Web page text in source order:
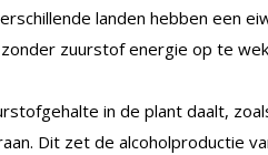
landen hebben een
zuurstof energie op te
in de plant daalt,
Dit zet de alcoholproductie